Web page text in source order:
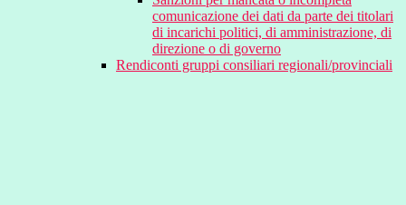
comunicazione dei dati da parte dei titolari
di incarichi politici, di amministrazione, di
direzione o di governo
Rendiconti gruppi consiliari regionali/provinciali